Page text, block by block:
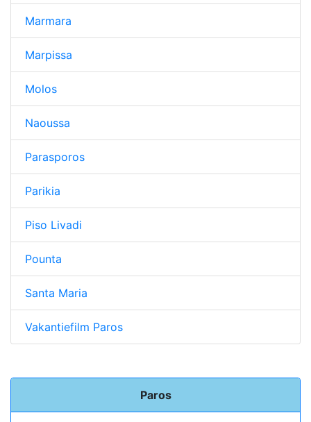
Marmara
Marpissa
Molos
Naoussa
Parasporos
Parikia
Piso Livadi
Pounta
Santa Maria
Vakantiefilm Paros
Paros